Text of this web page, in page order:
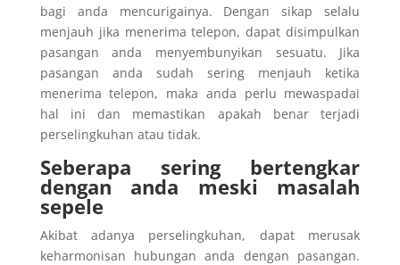
bagi anda mencurigainya. Dengan sikap selalu
menjauh jika menerima telepon, dapat disimpulkan
pasangan anda menyembunyikan sesuatu. Jika
pasangan anda sudah sering menjauh ketika
menerima telepon, maka anda perlu mewaspadai
hal ini dan memastikan apakah benar terjadi
perselingkuhan atau tidak.
Seberapa sering bertengkar
dengan anda meski masalah
sepele
Akibat adanya perselingkuhan, dapat merusak
keharmonisan hubungan anda dengan pasangan.